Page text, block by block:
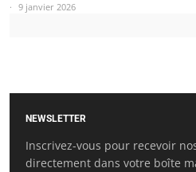
9 janvier 2026
NEWSLETTER
Inscrivez-vous pour recevoir
directement dans votre boîte